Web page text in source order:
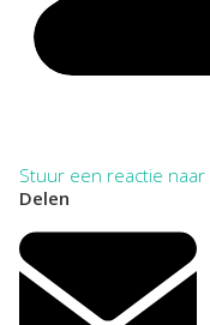
Stuur een reactie
Delen